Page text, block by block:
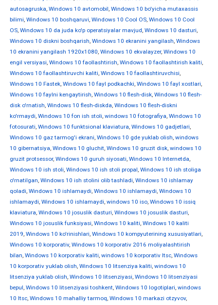
autosagruska, Windows 10 avtomobil, Windows 10 bo'yicha mutaxassis
bilimi, Windows 10 boshqaruvi, Windows 10 Cool OS, Windows 10 Cool
OS, Windows 10 da juda ko'p operatsiyalar mavjud, Windows 10 dasturi,
Windows 10 diskni boshqarish, Windows 10 ekranini yangilash, Windows
10 ekranini yangilash 1920x1080, Windows 10 ekvalayzer, Windows 10
engil versiyasi, Windows 10 faollashtirish, Windows 10 faollashtirish kaliti,
Windows 10 faollashtiruvchi kaliti, Windows 10 faollashtiruvchisi,
Windows 10 Fastek, Windows 10 fayl podkachki, Windows 10 fayl xostlari,
Windows 10 faylni kengaytirish, Windows 10 flesh-disk, Windows 10 flesh-
disk o'rnatish, Windows 10 flesh-diskda, Windows 10 flesh-diskni
ko'rmaydi, Windows 10 fon ish stoli, windows 10 fotografiya, Windows 10
fotosurati, Windows 10 funktsional klaviatura, Windows 10 gadjetlari,
Windows 10 gaz tarmog'i ekrani, Windows 10 gde yuklab olish, windows
10 gibernatsiya, Windows 10 gluchit, Windows 10 gruzit disk, windows 10
gruzit protsessor, Windows 10 guruh siyosati, Windows 10 Internetda,
Windows 10 ish stoli, Windows 10 ish stoli propal, Windows 10 ish stoliga
o'rnatilgan, Windows 10 ish stolini olib tashladi, Windows 10 ishlamay
qoladi, Windows 10 ishlamaydi, Windows 10 ishlamaydi, Windows 10
ishlamaydi, Windows 10 ishlamaydi, windows 10 iso, Windows 10 issiq
klaviatura, Windows 10 josuslik dasturi, Windows 10 josuslik dasturi,
Windows 10 josuslik funksiyasi, Windows 10 kaliti, Windows 10 kaliti
2019, Windows 10 ko'rinishlari, Windows 10 kompyuterining xususiyatlari,
Windows 10 korporativ, Windows 10 korporativ 2016 moliyalashtirish
bilan, Windows 10 korporativ kaliti, windows 10 korporativ ltsc, Windows
10 korporativ yuklab olish, Windows 10 litsenziya kaliti, windows 10
litsenziya yuklab olish, Windows 10 litsenziyasi, Windows 10 litsenziyasi
bepul, Windows 10 litsenziyasi toshkent, Windows 10 logotiplari, windows
10 ltsc, Windows 10 mahalliy tarmoq, Windows 10 markazi otzyvov,